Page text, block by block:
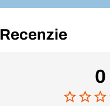
Recenzie
0